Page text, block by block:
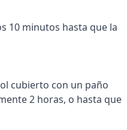
10 minutos hasta que la
cubierto con un paño
2 horas, o hasta que